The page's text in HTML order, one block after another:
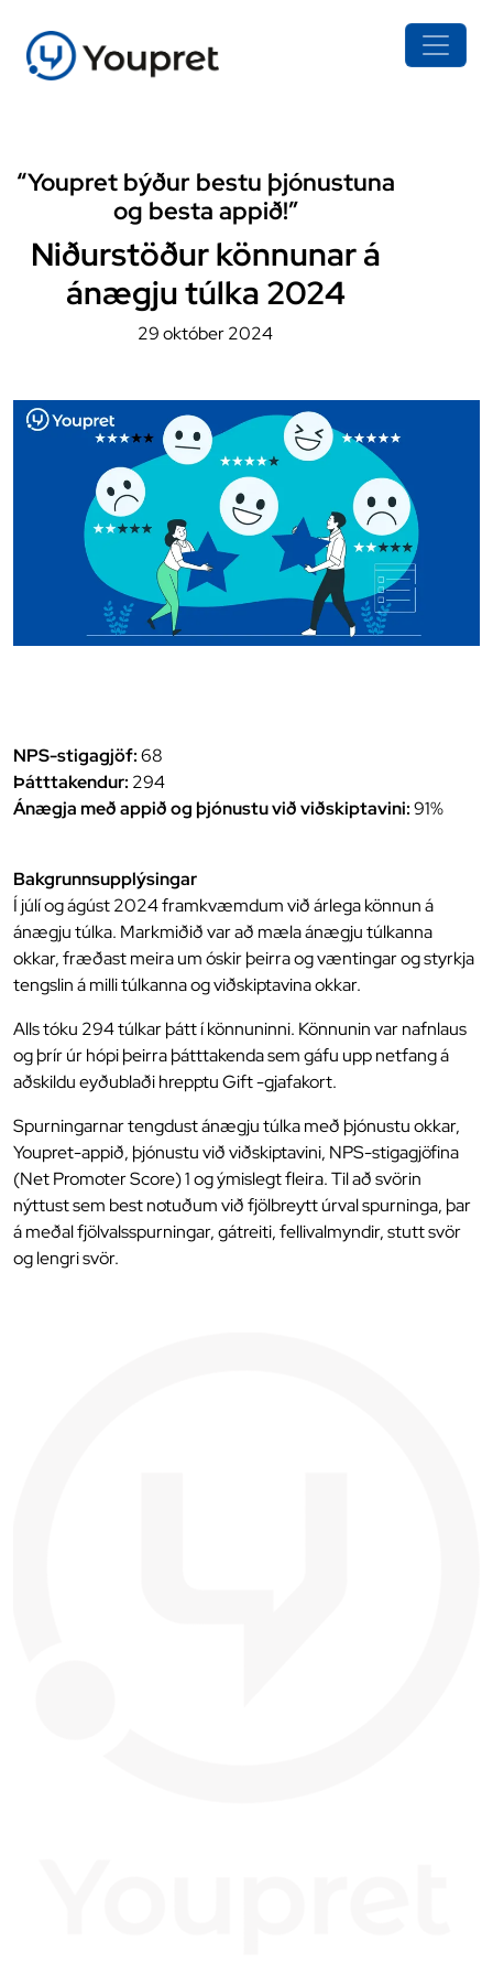
“Youpret býður bestu þjónustuna
og besta appið!”
Niðurstöður könnunar á
ánægju túlka 2024
29 október 2024
NPS-stigagjöf:68
Þátttakendur: 294
Ánægja með appið og þjónustu við viðskiptavini:91%
Bakgrunnsupplýsingar
Í júlí og ágúst 2024 framkvæmdum við árlega könnun á
ánægju túlka. Markmiðið var að mæla ánægju túlkanna
okkar, fræðast meira um óskir þeirra og væntingar og styrkja
tengslin á milli túlkanna og viðskiptavina okkar.
Alls tóku 294 túlkar þátt í könnuninni. Könnunin var nafnlaus
og þrír úr hópi þeirra þátttakenda sem gáfu upp netfang á
aðskildu eyðublaði hrepptu Gift -gjafakort.
Spurningarnar tengdust ánægju túlka með þjónustu okkar,
Youpret-appið, þjónustu við viðskiptavini, NPS-stigagjöfina
(Net Promoter Score) 1 og ýmislegt fleira. Til að svörin
nýttust sem best notuðum við fjölbreytt úrval spurninga, þar
á meðal fjölvalsspurningar, gátreiti, fellivalmyndir, stutt svör
og lengri svör.